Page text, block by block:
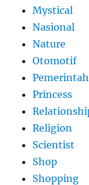
Mystical
Nasional
Nature
Otomotif
Princess
Religion
Scientist
Shop
Shopping